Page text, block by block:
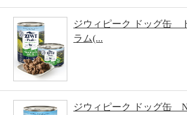
ジウィピーク ドッグ缶
ラム(...
ジウィピーク ドッグ缶